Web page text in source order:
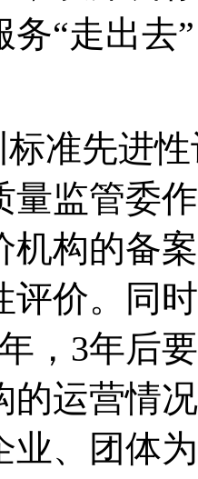
“走出去
准先进
量监管委
机构的备
评价。同
， 3年后
的运营情
业、团体